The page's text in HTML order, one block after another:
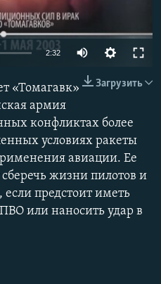
2:32
Загрузить
«Томагавк»
армия
конфликтах более
условиях ракеты
авиации. Ее
сберечь жизни пилотов и
предстоит иметь
или наносить удар в